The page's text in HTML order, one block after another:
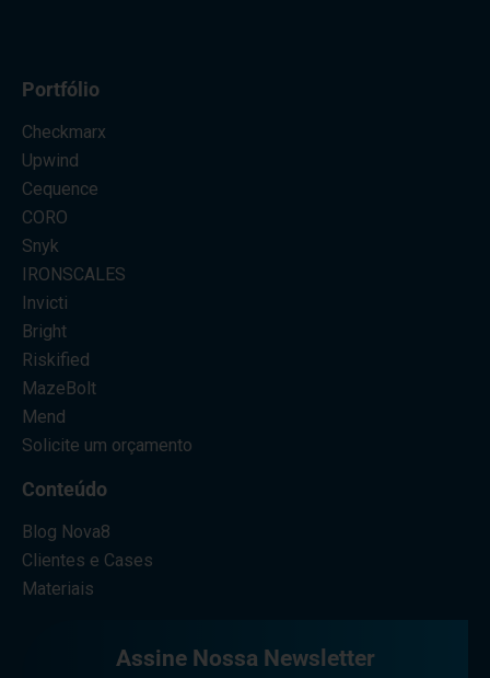
Portfólio
Checkmarx
Upwind
Cequence
CORO
Snyk
IRONSCALES
Invicti
Bright
Riskified
MazeBolt
Mend
Solicite um orçamento
Conteúdo
Blog Nova8
Clientes e Cases
Materiais
Assine Nossa Newsletter